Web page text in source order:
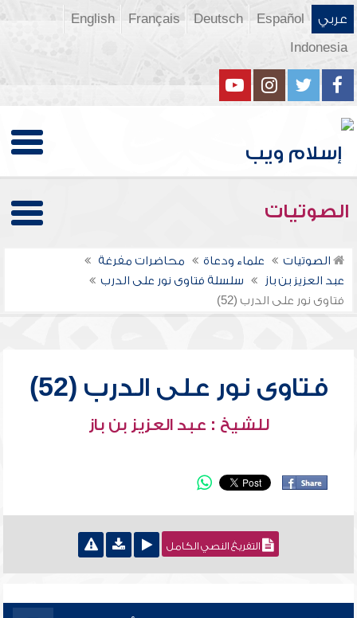
عربي Español
Deutsch
Français
English
Indonesia
الصوتيات
الصوتيات علماء ودعاة
محاضرات مفرغة
عبد العزيز بن باز
سلسلة فتاوى نور على الدرب
فتاوى نور على الدرب (52)
فتاوى نور على الدرب (52)
للشيخ : عبد العزيز بن باز
التفريغ النصي الكامل